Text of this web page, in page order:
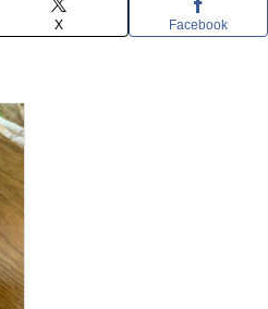
X Facebook